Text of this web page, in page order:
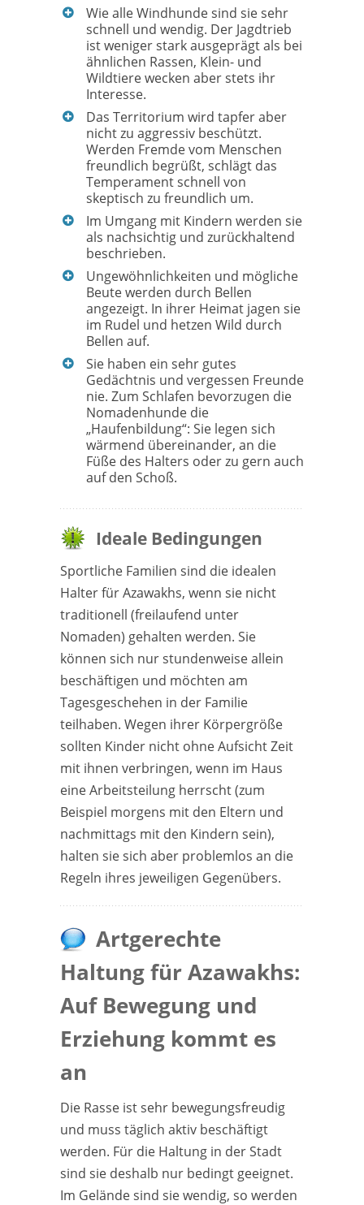
Wie alle Windhunde sind sie sehr
schnell und wendig. Der Jagdtrieb
ist weniger stark ausgeprägt als bei
ähnlichen Rassen, Klein- und
Wildtiere wecken aber stets ihr
Interesse.
Das Territorium wird tapfer aber
nicht zu aggressiv beschützt.
Werden Fremde vom Menschen
freundlich begrüßt, schlägt das
Temperament schnell von
skeptisch zu freundlich um.
Im Umgang mit Kindern werden sie
als nachsichtig und zurückhaltend
beschrieben.
Ungewöhnlichkeiten und mögliche
Beute werden durch Bellen
angezeigt. In ihrer Heimat jagen sie
im Rudel und hetzen Wild durch
Bellen auf.
Sie haben ein sehr gutes
Gedächtnis und vergessen Freunde
nie. Zum Schlafen bevorzugen die
Nomadenhunde die
„Haufenbildung“: Sie legen sich
wärmend übereinander, an die
Füße des Halters oder zu gern auch
auf den Schoß.
Ideale Bedingungen
Sportliche Familien sind die idealen
Halter für Azawakhs, wenn sie nicht
traditionell (freilaufend unter
Nomaden) gehalten werden. Sie
können sich nur stundenweise allein
beschäftigen und möchten am
Tagesgeschehen in der Familie
teilhaben. Wegen ihrer Körpergröße
sollten Kinder nicht ohne Aufsicht Zeit
mit ihnen verbringen, wenn im Haus
eine Arbeitsteilung herrscht (zum
Beispiel morgens mit den Eltern und
nachmittags mit den Kindern sein),
halten sie sich aber problemlos an die
Regeln ihres jeweiligen Gegenübers.
Artgerechte
Haltung für Azawakhs:
Auf Bewegung und
Erziehung kommt es
an
Die Rasse ist sehr bewegungsfreudig
und muss täglich aktiv beschäftigt
werden. Für die Haltung in der Stadt
sind sie deshalb nur bedingt geeignet.
Im Gelände sind sie wendig, so werden